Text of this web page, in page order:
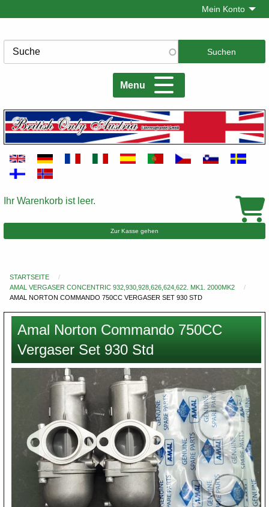
zum
Mein Konto
Suche
Menu
Warenkorb
Ihr Warenkorb ist leer.
Zur Kasse gehen
Du
bist
hier
STARTSEITE
AMAL VERGASER CONCENTRIC 932,930,928,626,624,622. MK1. 2000MK2
AMAL NORTON COMMANDO 750CC VERGASER SET 930 STD
Amal Norton Commando 750CC
Vergaser Set 930 Std